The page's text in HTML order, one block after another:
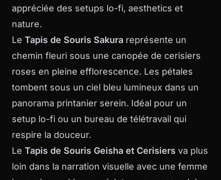
appréciée des setups lo-fi, aesthetics et
nature.
Le Tapis de Souris Sakura représente un
chemin fleuri sous une canopée de cerisiers
roses en pleine efflorescence. Les pétales
tombent sous un ciel bleu lumineux dans un
panorama printanier serein. Idéal pour un
setup lo-fi ou un bureau de télétravail qui
respire la douceur.
Le Tapis de Souris Geisha et Cerisiers va plus
loin dans la narration visuelle avec une femme